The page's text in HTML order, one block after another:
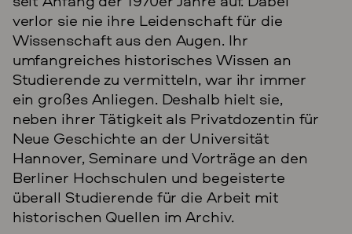
verlor sie nie ihre Leidenschaft für die
Wissenschaft aus den Augen. Ihr
umfangreiches historisches Wissen an
Studierende zu vermitteln, war ihr immer
ein großes Anliegen. Deshalb hielt sie,
neben ihrer Tätigkeit als Privatdozentin für
Neue Geschichte an der Universität
Hannover, Seminare und Vorträge an den
Berliner Hochschulen und begeisterte
überall Studierende für die Arbeit mit
historischen Quellen im Archiv.